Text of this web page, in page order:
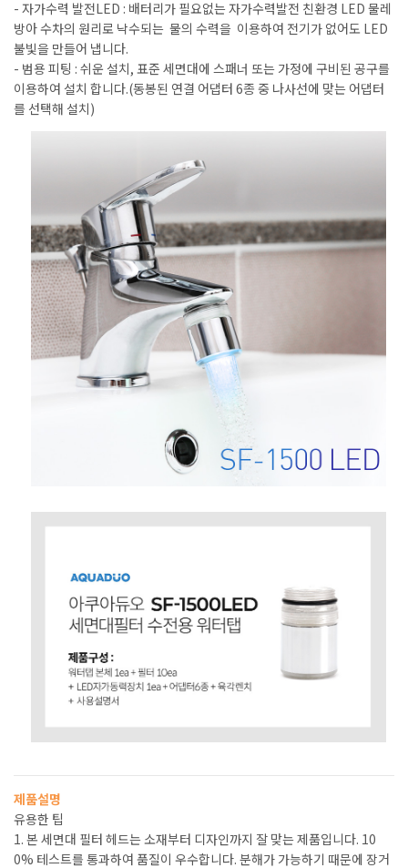
- 자가수력 발전LED : 배터리가 필요없는 자가수력발전 친환경 LED 물레
방아 수차의 원리로 낙수되는 물의 수력을 이용하여 전기가 없어도 LED
불빛을 만들어 냅니다.
- 범용 피팅 : 쉬운 설치, 표준 세면대에 스패너 또는 가정에 구비된 공구를
이용하여 설치 합니다.(동봉된 연결 어댑터 6종 중 나사선에 맞는 어댑터
를 선택해 설치)
제품설명
유용한 팁
1. 본 세면대 필터 헤드는 소재부터 디자인까지 잘 맞는 제품입니다. 10
0% 테스트를 통과하여 품질이 우수합니다. 분해가 가능하기 때문에 장거